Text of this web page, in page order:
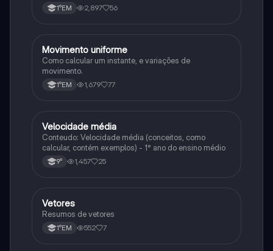
1°EM 2,897 56
Física
Movimento uniforme
Como calcular um instante, e variações de
movimento.
1°EM 1,679 77
Física
Velocidade média
Conteudo: Velocidade média (conceitos, como
calcular, contém exemplos) - 1° ano do ensino médio
9° 1,457 25
Física
Vetores
Resumos de vetores
1°EM 552 7